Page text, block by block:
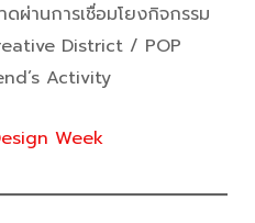
ผ่านการเชื่อมโยงกิจกรรม
District / POP
Activity
Week